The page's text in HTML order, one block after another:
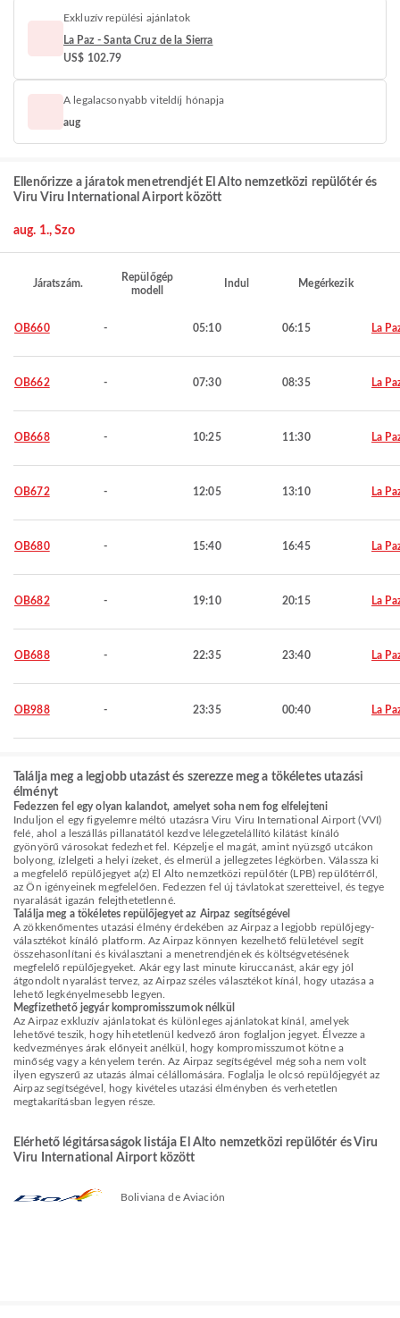
Exkluzív repülési ajánlatok
La Paz - Santa Cruz de la Sierra
US$ 102.79
A legalacsonyabb viteldíj hónapja
aug
Ellenőrizze a járatok menetrendjét El Alto nemzetközi repülőtér és
Viru Viru International Airport között
aug. 1., Szo
Járatszám.
Repülőgép
modell
Indul Megérkezik
OB660 - 05:10 06:15 La
OB662 - 07:30 08:35 La
OB668 - 10:25 11:30 La
OB672 - 12:05 13:10 La
OB680 - 15:40 16:45 La
OB682 - 19:10 20:15 La
OB688 - 22:35 23:40 La
OB988 - 23:35 00:40 La
Találja meg a legjobb utazást és szerezze meg a tökéletes utazási
élményt
Fedezzen fel egy olyan kalandot, amelyet soha nem fog elfelejteni
Induljon el egy figyelemre méltó utazásra Viru Viru International Airport (VVI)
felé, ahol a leszállás pillanatától kezdve lélegzetelállító kilátást kínáló
gyönyörű városokat fedezhet fel. Képzelje el magát, amint nyüzsgő utcákon
bolyong, ízlelgeti a helyi ízeket, és elmerül a jellegzetes légkörben. Válassza ki
a megfelelő repülőjegyet a(z) El Alto nemzetközi repülőtér (LPB) repülőtérről,
az Ön igényeinek megfelelően. Fedezzen fel új távlatokat szeretteivel, és tegye
nyaralását igazán felejthetetlenné.
Találja meg a tökéletes repülőjegyet az Airpaz segítségével
A zökkenőmentes utazási élmény érdekében az Airpaz a legjobb repülőjegy-
választékot kínáló platform. Az Airpaz könnyen kezelhető felületével segít
összehasonlítani és kiválasztani a menetrendjének és költségvetésének
megfelelő repülőjegyeket. Akár egy last minute kiruccanást, akár egy jól
átgondolt nyaralást tervez, az Airpaz széles választékot kínál, hogy utazása a
lehető legkényelmesebb legyen.
Megfizethető jegyár kompromisszumok nélkül
Az Airpaz exkluzív ajánlatokat és különleges ajánlatokat kínál, amelyek
lehetővé teszik, hogy hihetetlenül kedvező áron foglaljon jegyet. Élvezze a
kedvezményes árak előnyeit anélkül, hogy kompromisszumot kötne a
minőség vagy a kényelem terén. Az Airpaz segítségével még soha nem volt
ilyen egyszerű az utazás álmai célállomására. Foglalja le olcsó repülőjegyét az
Airpaz segítségével, hogy kivételes utazási élményben és verhetetlen
megtakarításban legyen része.
Elérhető légitársaságok listája El Alto nemzetközi repülőtér és Viru
Viru International Airport között
Boliviana de Aviación